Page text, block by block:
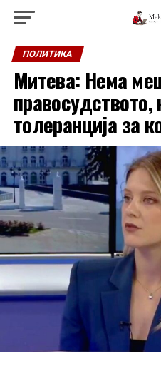
ПОЛИТИКА
Митева: Нема
правосудството,
толеранција за